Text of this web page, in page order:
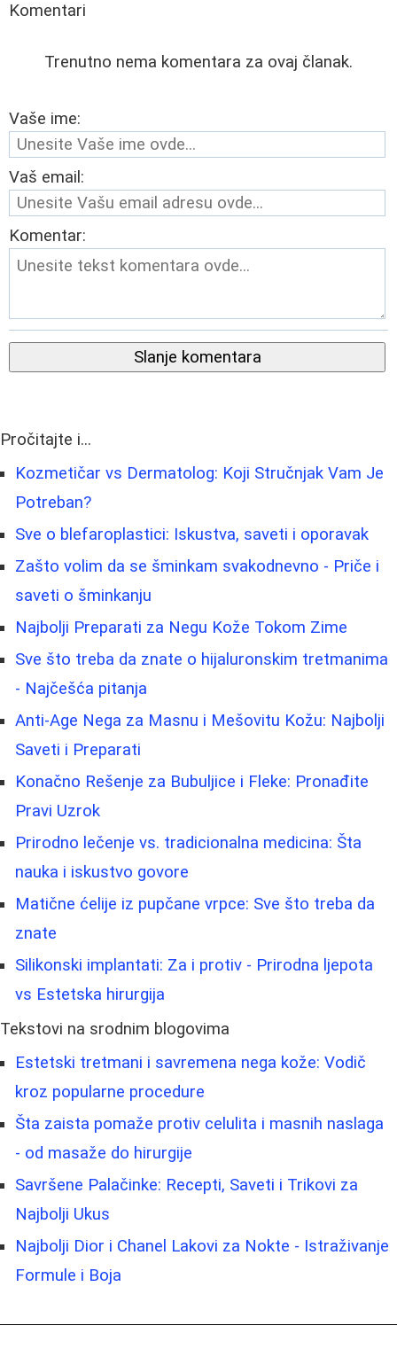
Komentari
Trenutno nema komentara za ovaj članak.
Vaše ime:
Vaš email:
Komentar:
Slanje komentara
Pročitajte i...
Kozmetičar vs Dermatolog: Koji Stručnjak Vam Je
Potreban?
Sve o blefaroplastici: Iskustva, saveti i oporavak
Zašto volim da se šminkam svakodnevno - Priče i
saveti o šminkanju
Najbolji Preparati za Negu Kože Tokom Zime
Sve što treba da znate o hijaluronskim tretmanima
- Najčešća pitanja
Anti-Age Nega za Masnu i Mešovitu Kožu: Najbolji
Saveti i Preparati
Konačno Rešenje za Bubuljice i Fleke: Pronađite
Pravi Uzrok
Prirodno lečenje vs. tradicionalna medicina: Šta
nauka i iskustvo govore
Matične ćelije iz pupčane vrpce: Sve što treba da
znate
Silikonski implantati: Za i protiv - Prirodna ljepota
vs Estetska hirurgija
Tekstovi na srodnim blogovima
Estetski tretmani i savremena nega kože: Vodič
kroz popularne procedure
Šta zaista pomaže protiv celulita i masnih naslaga
- od masaže do hirurgije
Savršene Palačinke: Recepti, Saveti i Trikovi za
Najbolji Ukus
Najbolji Dior i Chanel Lakovi za Nokte - Istraživanje
Formule i Boja